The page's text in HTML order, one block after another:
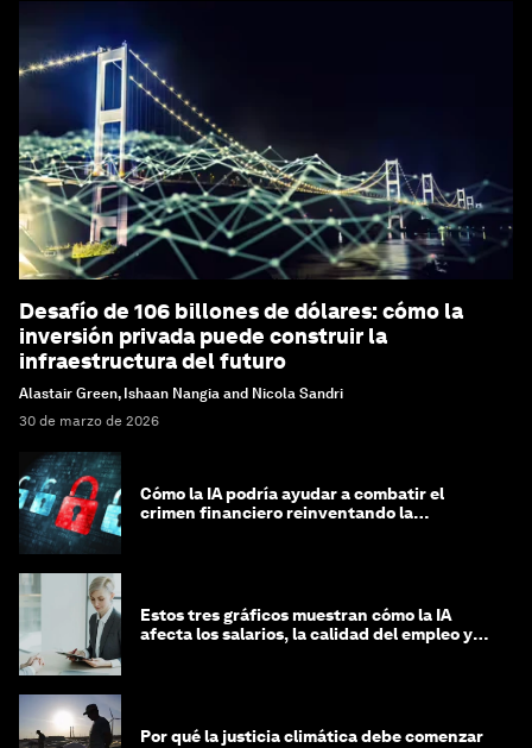
Desafío de 106 billones de dólares: cómo la
inversión privada puede construir la
infraestructura del futuro
Alastair Green, Ishaan Nangia and Nicola Sandri
30 de marzo de 2026
Cómo la IA podría ayudar a combatir el
crimen financiero reinventando la
Estos tres gráficos muestran cómo la IA
afecta los salarios, la calidad del empleo y
Por qué la justicia climática debe comenzar